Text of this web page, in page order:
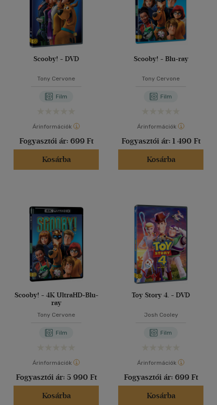
Scooby! - DVD
Tony Cervone
Film
Árinformációk
Fogyasztói ár: 699 Ft
Kosárba
Scooby! - Blu-ray
Tony Cervone
Film
Árinformációk
Fogyasztói ár: 1 490 Ft
Kosárba
Scooby! - 4K UltraHD+Blu-
ray
Tony Cervone
Film
Árinformációk
Fogyasztói ár: 5 990 Ft
Kosárba
Toy Story 4. - DVD
Josh Cooley
Film
Árinformációk
Fogyasztói ár: 699 Ft
Kosárba